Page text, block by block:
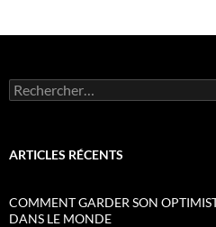
Rechercher :
ARTICLES RÉCENTS
COMMENT GARDER SON
DANS LE MONDE